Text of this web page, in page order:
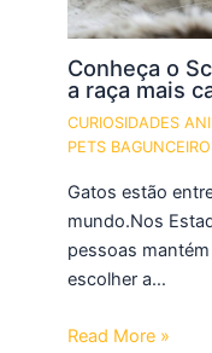
Conheça o
a raça mais
CURIOSIDADES
PETS
Gatos estão
mundo.Nos
pessoas
escolher a…
Read More »